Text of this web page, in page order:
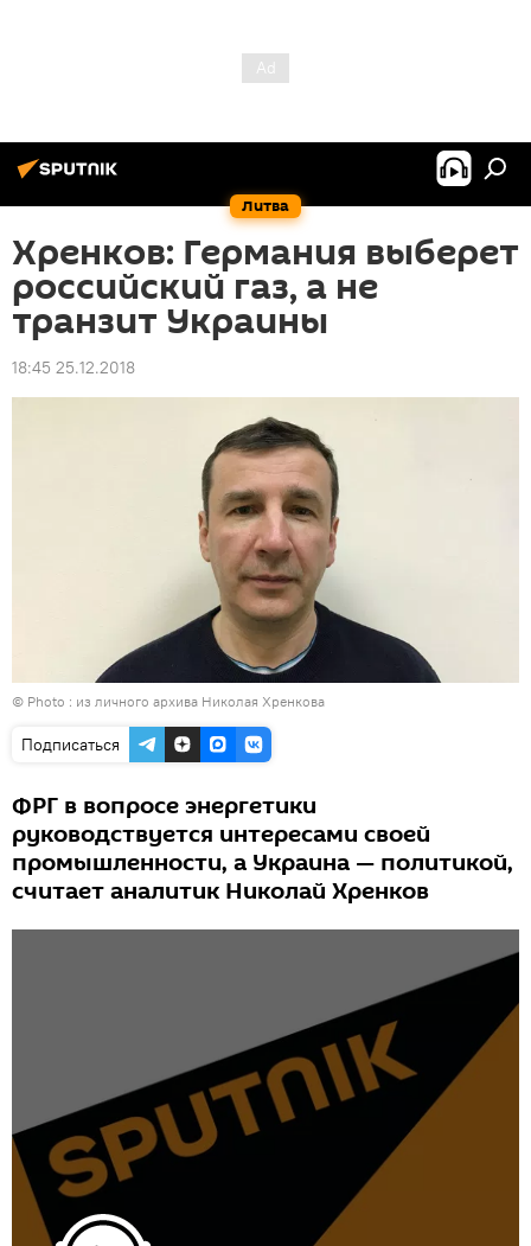
Литва
Хренков: Германия выберет
российский газ, а не
транзит Украины
18:45 25.12.2018
© Photo : из личного архива Николая Хренкова
Подписаться
ФРГ в вопросе энергетики
руководствуется интересами своей
промышленности, а Украина — политикой,
считает аналитик Николай Хренков